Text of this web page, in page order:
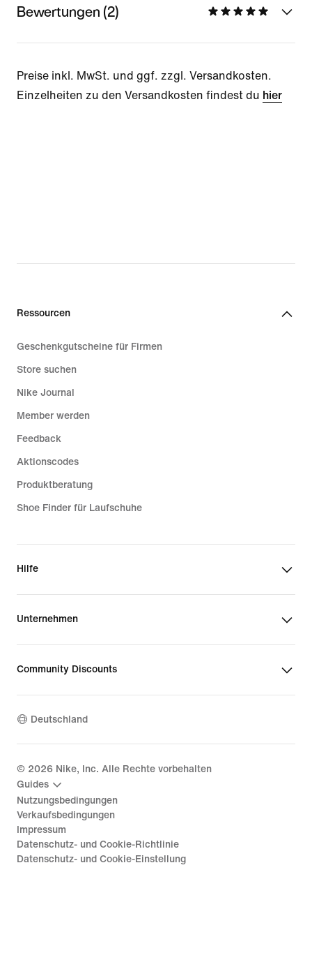
Bewertungen (2)
Preise inkl. MwSt. und ggf. zzgl. Versandkosten.
Einzelheiten zu den Versandkosten findest du hier
Ressourcen
Geschenkgutscheine für Firmen
Store suchen
Nike Journal
Member werden
Feedback
Aktionscodes
Produktberatung
Shoe Finder für Laufschuhe
Hilfe
Unternehmen
Community Discounts
Deutschland
© 2026 Nike, Inc. Alle Rechte vorbehalten
Guides
Nutzungsbedingungen
Verkaufsbedingungen
Impressum
Datenschutz- und Cookie-Richtlinie
Datenschutz- und Cookie-Einstellung